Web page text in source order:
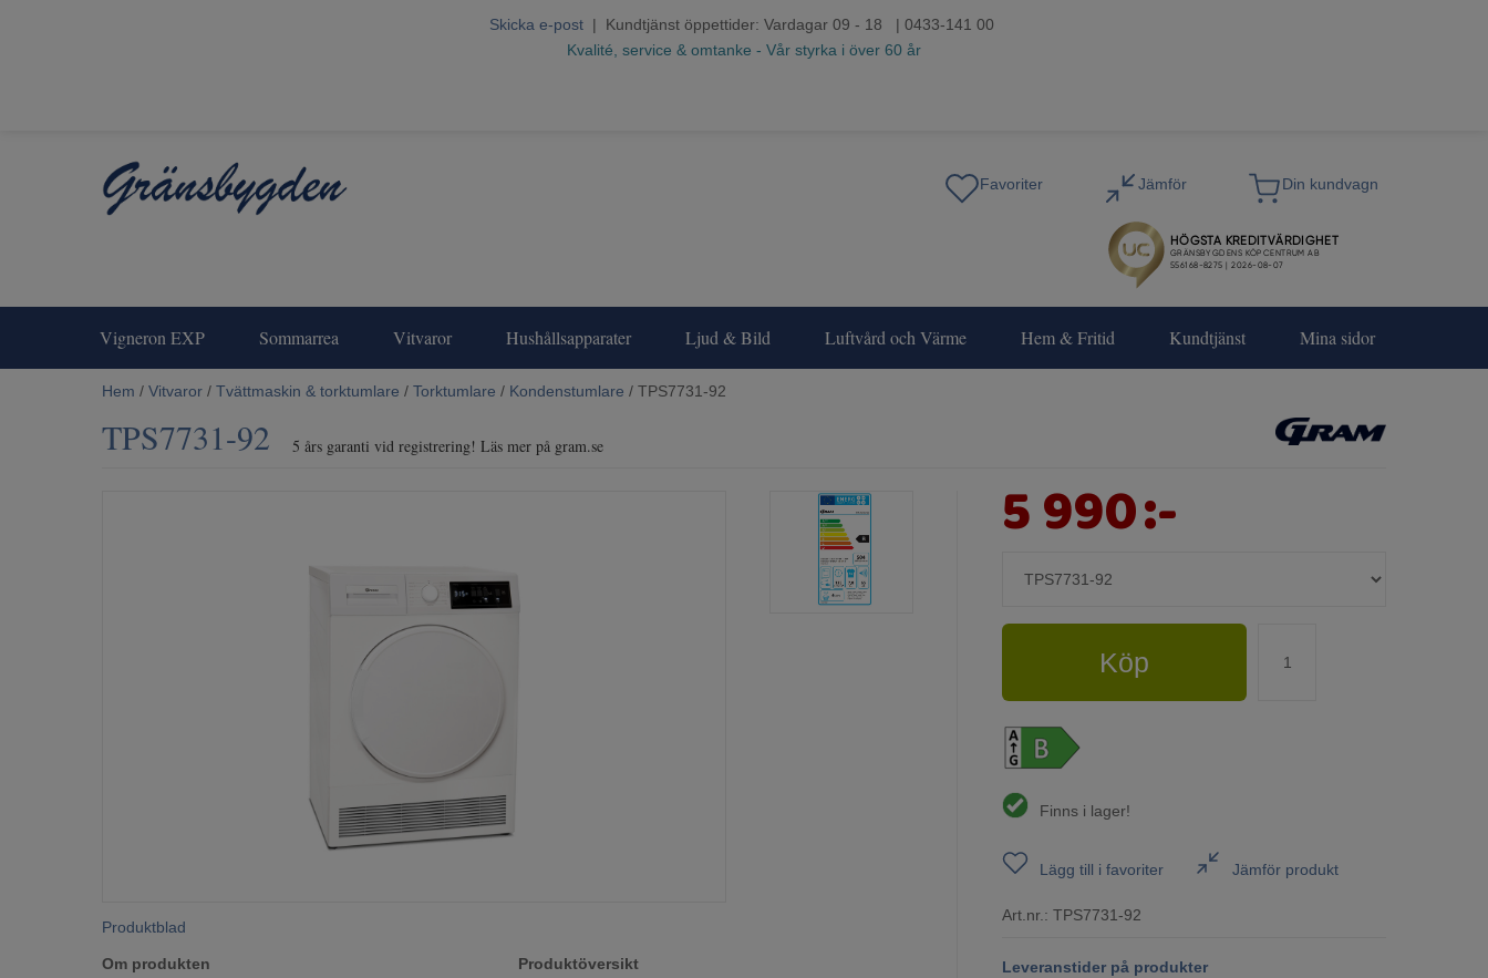
Skicka e-post | Kundtjänst öppettider: Vardagar 09 - 18 | 0433-141 00
Kvalité, service & omtanke - Vår styrka i över 60 år
Vigneron EXP Sommarrea Vitvaror Hushållsapparater Ljud & Bild Luftvård och Värme Hem & Fritid Kundtjänst Mina sidor
Hem / Vitvaror / Tvättmaskin & torktumlare / Torktumlare / Kondenstumlare / TPS7731-92
TPS7731-92 5 års garanti vid registrering! Läs mer på gram.se
Produktblad
Om produkten Produktöversikt
5 990:-
Köp
Finns i lager!
Lägg till i favoriter Jämför produkt
Art.nr.: TPS7731-92
Leveranstider på produkter